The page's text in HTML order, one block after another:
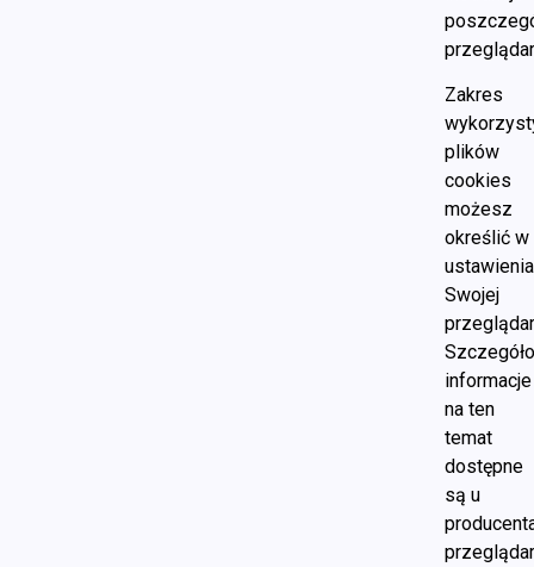
Zakres
plików
cookies
możesz
określić w
Swojej
informacje
na ten
temat
dostępne
są u